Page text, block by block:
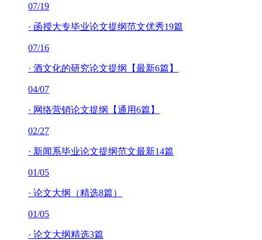
07/19
· 函授大专毕业论文提纲范文优秀19篇
07/16
· 酒文化的研究论文提纲【最新6篇】
04/07
· 网络营销论文提纲【通用6篇】
02/27
· 新闻系毕业论文提纲范文最新14篇
01/05
· 论文大纲（精选8篇）
01/05
· 论文大纲精选3篇